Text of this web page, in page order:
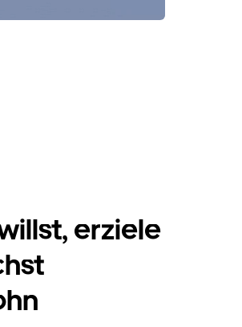
erziele